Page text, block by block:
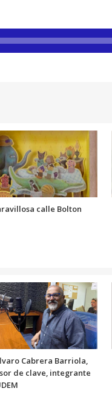
calle Bolton
Cabrera Barriola,
de clave, integrante